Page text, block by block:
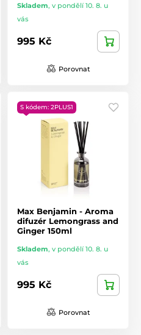
Skladem, v pondělí 10. 8. u
vás
995 Kč
Porovnat
S kódem: 2PLUS1
Max Benjamin - Aroma
difuzér Lemongrass and
Ginger 150ml
Skladem, v pondělí 10. 8. u
vás
995 Kč
Porovnat